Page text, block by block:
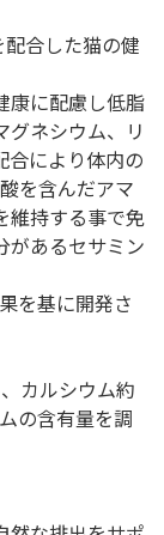
合した猫の健
康に配慮し低脂
ネシウム、リ
合により体内の
を含んだアマ
維持する事で免
があるセサミン
を基に開発さ
カルシウム約
の含有量を調